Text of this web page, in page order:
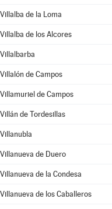
Villalba de la Loma
Villalba de los Alcores
Villalbarba
Villalón de Campos
Villamuriel de Campos
Villán de Tordesillas
Villanubla
Villanueva de Duero
Villanueva de la Condesa
Villanueva de los Caballeros